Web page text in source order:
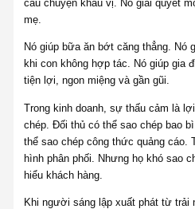
câu chuyện khẩu vị. Nó giải quyết
mẹ.
Nó giúp bữa ăn bớt căng thẳng. Nó
khi con không hợp tác. Nó giúp gia
tiện lợi, ngon miệng và gần gũi.
Trong kinh doanh, sự thấu cảm là
chép. Đối thủ có thể sao chép bao
thể sao chép công thức quảng cáo.
hình phân phối. Nhưng họ khó sao
hiểu khách hàng.
Khi người sáng lập xuất phát từ trải